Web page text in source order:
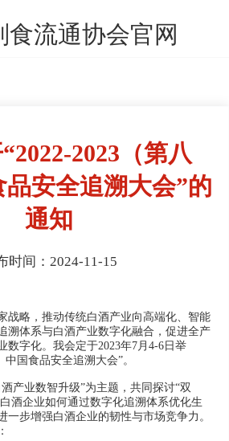
食流通协会官网
2023（第八
品安全追溯大会”的
通知
时间：2024-11-15
战略，推动传统白酒产业向高端化、智能
溯体系与白酒产业数字化融合，促进全产
数字化。我会定于2023年7月4-6日举
中国食品安全追溯大会”。
产业数智升级”为主题，共同探讨“双
酒企业如何通过数字化追溯体系优化生
一步增强白酒企业的韧性与市场竞争力。